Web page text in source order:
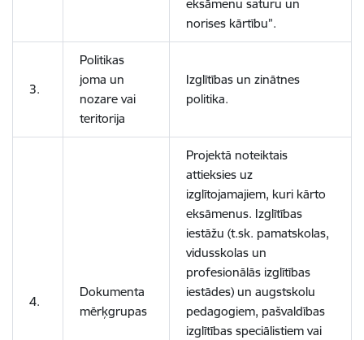
eksāmenu saturu un
norises kārtību”.
3.
Politikas
joma un
nozare vai
teritorija
Izglītības un zinātnes
politika.
4.
Dokumenta
mērķgrupas
Projektā noteiktais
attieksies uz
izglītojamajiem, kuri kārto
eksāmenus. Izglītības
iestāžu (t.sk. pamatskolas,
vidusskolas un
profesionālās izglītības
iestādes) un augstskolu
pedagogiem, pašvaldības
izglītības speciālistiem vai